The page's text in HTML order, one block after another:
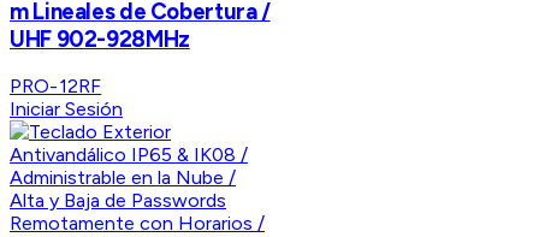
m Lineales de Cobertura /
UHF 902-928MHz
PRO-12RF
Iniciar Sesión